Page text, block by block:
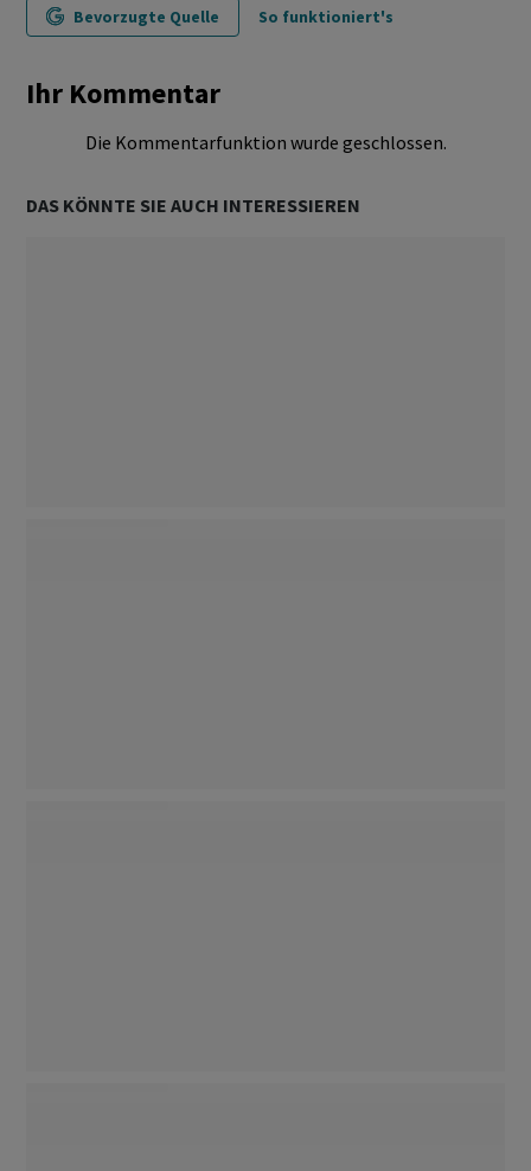
Bevorzugte Quelle So funktioniert's
Ihr Kommentar
Die Kommentarfunktion wurde geschlossen.
DAS KÖNNTE SIE AUCH INTERESSIEREN